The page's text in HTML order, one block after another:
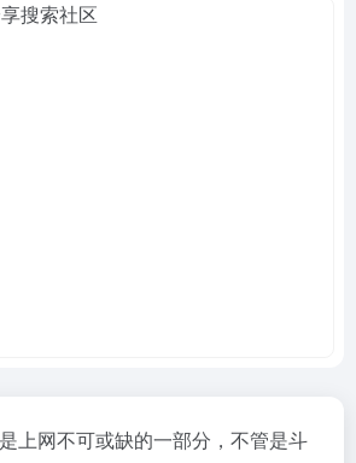
上网不可或缺的一部分，不管是斗